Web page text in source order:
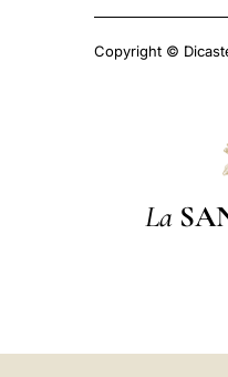
Copyright ©
La